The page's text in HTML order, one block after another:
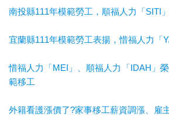
南投縣111年模範勞工，順福人力「SITI
宜蘭縣111年模範勞工表揚，惜福人力「
惜福人力「MEI」、順福人力「IDAH」
範移工
外籍看護漲價了?家事移工薪資調漲、雇